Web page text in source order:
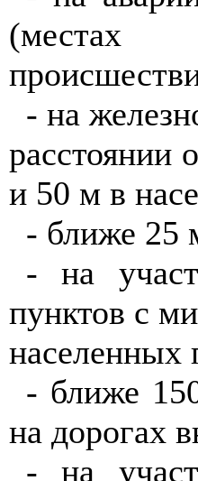
(местах
- на
расстоянии
и 50 м в
- ближе 25
- на
пунктов с
населенных
- ближе
на дорогах
- на